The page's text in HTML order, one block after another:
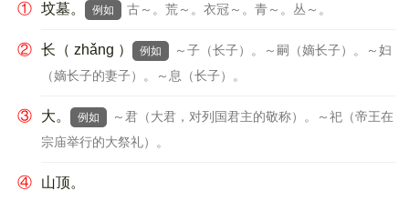
① 坟墓。 例如 古～。荒～。衣冠～。青～。丛～。
② 长（ zhǎng ） 例如
～子（长子）。～嗣（嫡长子）。～妇
（嫡长子的妻子）。～息（长子）。
③ 大。 例如
～君（大君，对列国君主的敬称）。～祀（帝王在
宗庙举行的大祭礼）。
④ 山顶。